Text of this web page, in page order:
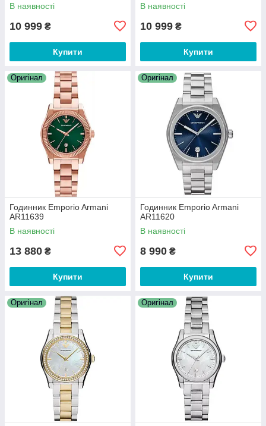
В наявності
10 999 ₴
Купити
В наявності
10 999 ₴
Купити
Оригінал
Годинник Emporio Armani
AR11639
В наявності
13 880 ₴
Купити
Оригінал
Годинник Emporio Armani
AR11620
В наявності
8 990 ₴
Купити
Оригінал Оригінал